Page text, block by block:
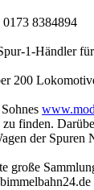
8384894
1-Händler
200
finden.
der Spuren
große